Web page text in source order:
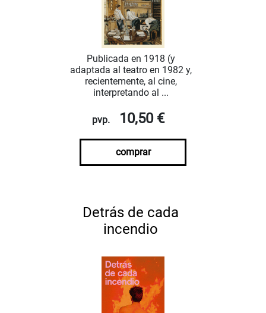
Publicada en 1918 (y
adaptada al teatro en 1982 y,
recientemente, al cine,
interpretando al ...
pvp. 10,50 €
comprar
Detrás de cada
incendio